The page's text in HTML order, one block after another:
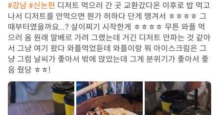
#강남 #신논현 디저트 먹으러 간 곳 교환갔다온 이후로 밥 먹고
나서 디저트를 안먹으면 뭔가 허하다 단게 땡겨서 ㅎㅎㅎㅎ 그
때부터였을까요...? 살이찌기 시작한게 ㅎㅎㅎㅎ 무튼 와플 먹
으러 옴 원래 알베르 가려 그랬는데 거긴 디저트 안파는 것 같아
서 그냥 여기 왔다 와플먹었듣데 와플이랑 뭐 아이스크림은 그
냥 그럼 날씨가 좋아서 밖에 앉았는데 그게 분위기가 좋아서 좋
음 줬당 ㅎㅎ!